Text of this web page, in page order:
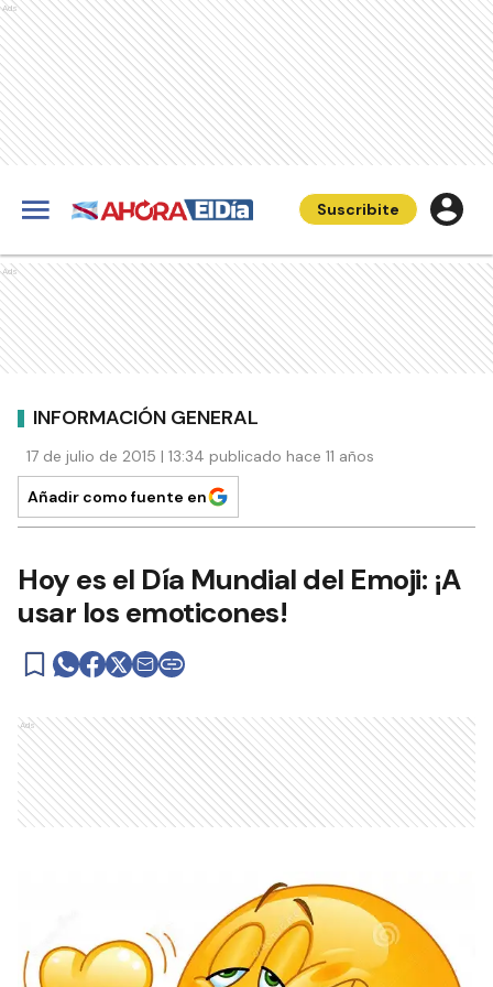
Ads
Suscribite
Ads
INFORMACIÓN GENERAL
17 de julio de 2015 | 13:34 publicado hace 11 años
Añadir como fuente en
Hoy es el Día Mundial del Emoji: ¡A
usar los emoticones!
Ads